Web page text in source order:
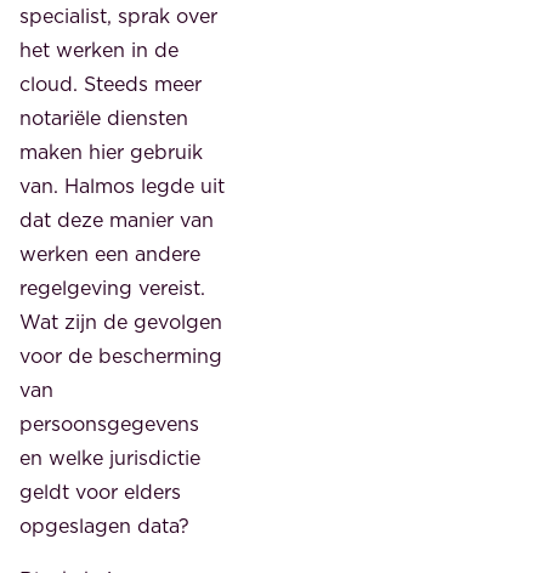
specialist, sprak over
het werken in de
cloud. Steeds meer
notariële diensten
maken hier gebruik
van. Halmos legde uit
dat deze manier van
werken een andere
regelgeving vereist.
Wat zijn de gevolgen
voor de bescherming
van
persoonsgegevens
en welke jurisdictie
geldt voor elders
opgeslagen data?